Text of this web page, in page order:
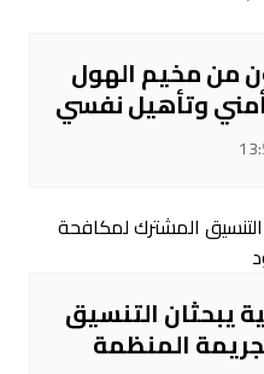
من مخيم الهول
وتأهيل نفسي
يبحثان التنسيق
المنظمة